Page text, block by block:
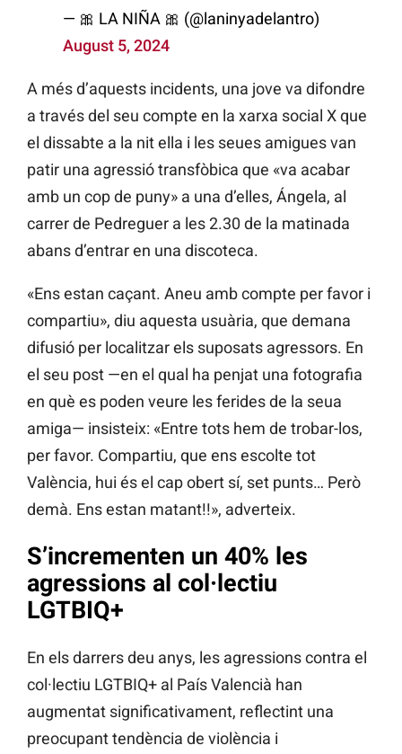
— 🎀 LA NIÑA 🎀 (@laninyadelantro)
August 5, 2024
A més d’aquests incidents, una jove va difondre
a través del seu compte en la xarxa social X que
el dissabte a la nit ella i les seues amigues van
patir una agressió transfòbica que «va acabar
amb un cop de puny» a una d’elles, Ángela, al
carrer de Pedreguer a les 2.30 de la matinada
abans d’entrar en una discoteca.
«Ens estan caçant. Aneu amb compte per favor i
compartiu», diu aquesta usuària, que demana
difusió per localitzar els suposats agressors. En
el seu post —en el qual ha penjat una fotografia
en què es poden veure les ferides de la seua
amiga— insisteix: «Entre tots hem de trobar-los,
per favor. Compartiu, que ens escolte tot
València, hui és el cap obert sí, set punts… Però
demà. Ens estan matant!!», adverteix.
S’incrementen un 40% les
agressions al col·lectiu
LGTBIQ+
En els darrers deu anys, les agressions contra el
col·lectiu LGTBIQ+ al País Valencià han
augmentat significativament, reflectint una
preocupant tendència de violència i